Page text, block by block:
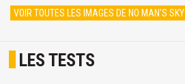
VOIR TOUTES LES IMAGES DE NO MAN'S SKY
LES TESTS